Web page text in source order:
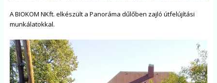
A BIOKOM NKft. elkészült a Panoráma dűlőben zajló útfelújítási
munkálatokkal.